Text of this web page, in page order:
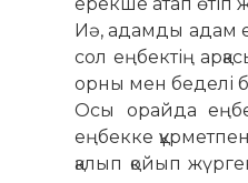
ерекше атап өтіп
Иә, адамды адам
сол еңбектің
орны мен беделі
Осы орайда
еңбекке
қа­лып қойып